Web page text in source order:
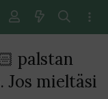
palstan
Jos mieltäsi